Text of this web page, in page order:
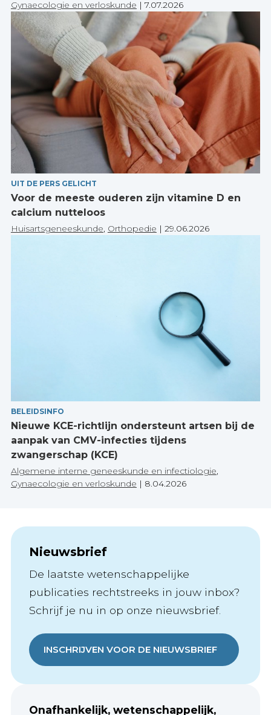
Gynaecologie en verloskunde | 7.07.2026
UIT DE PERS GELICHT
Voor de meeste ouderen zijn vitamine D en
calcium nutteloos
Huisartsgeneeskunde, Orthopedie | 29.06.2026
BELEIDSINFO
Nieuwe KCE-richtlijn ondersteunt artsen bij de
aanpak van CMV-infecties tijdens
zwangerschap (KCE)
Algemene interne geneeskunde en infectiologie
Gynaecologie en verloskunde | 8.04.2026
Nieuwsbrief
De laatste wetenschappelijke
publicaties rechtstreeks in jouw inbox?
Schrijf je nu in op onze nieuwsbrief.
INSCHRIJVEN VOOR DE NIEUWSBRIEF
Onafhankelijk, wetenschappelijk,